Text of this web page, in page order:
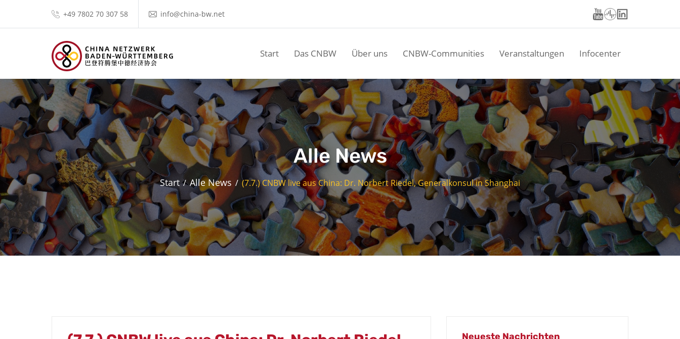
+49 7802 70 307 58 info@china-bw.net
Start Das CNBW Über uns CNBW-Communities Veranstaltungen Infocenter
Alle News
Start Alle News (7.7.) CNBW live aus China: Dr. Norbert Riedel, Generalkonsul in Shanghai
Neueste Nachrichten